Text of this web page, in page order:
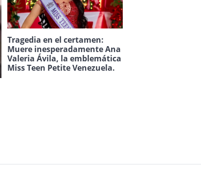
Tragedia en el certamen:
Muere inesperadamente Ana
Valeria Ávila, la emblemática
Miss Teen Petite Venezuela.